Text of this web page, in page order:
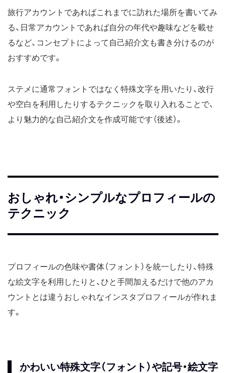
旅行アカウントであればこれまでに訪れた場所を書いてみ
る、日常アカウントであれば自分の年代や趣味などを載せ
るなど、コンセプトによって自己紹介文も書き分けるのが
おすすめです。
ステメに通常フォントではなく特殊文字を用いたり、改行
や空白を利用したりするテクニックを取り入れることで、
より魅力的な自己紹介文を作成可能です（後述）。
おしゃれ・シンプルなプロフィールの
テクニック
プロフィールの色味や書体（フォント）を統一したり、特殊
な絵文字を利用したりと、ひと手間加えるだけで他のアカ
ウントとは違うおしゃれなインスタプロフィールが作れま
す。
かわいい特殊文字（フォント）や記号・絵文字